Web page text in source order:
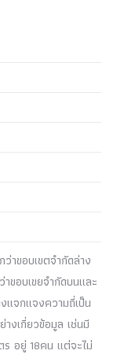
าขอบเขตจำกัดล่าง
ขอบเขยจำกัดบนและ
จกแจงความถี่เป็น
างเกี่ยวข้อมูล เช่นมี
อยู่ 18คน แต่จะไม่